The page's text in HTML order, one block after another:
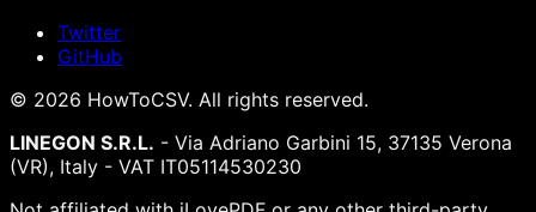
Twitter
GitHub
© 2026 HowToCSV. All rights reserved.
LINEGON S.R.L. - Via Adriano Garbini 15, 37135 Verona
(VR), Italy - VAT IT05114530230